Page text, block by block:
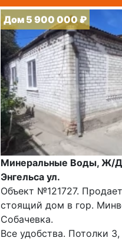
Дом 5 900 000 ₽
Минеральные Воды, Ж/Д
Энгельса ул.
Объект №121727.
стоящий дом в гор.
Собачевка.
Все удобства. Потолки